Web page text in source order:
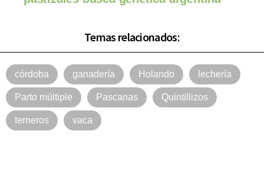
Temas relacionados:
córdoba ganadería Holando lechería
Parto múltiple Pascanas Quintillizos
terneros vaca